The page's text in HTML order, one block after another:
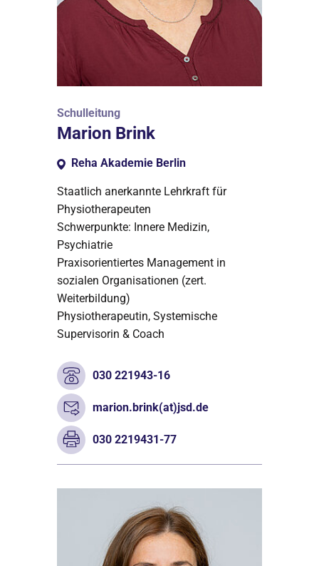
Schulleitung
Marion Brink
Reha Akademie Berlin
Staatlich anerkannte Lehrkraft für
Physiotherapeuten
Schwerpunkte: Innere Medizin,
Psychiatrie
Praxisorientiertes Management in
sozialen Organisationen (zert.
Weiterbildung)
Physiotherapeutin, Systemische
Supervisorin & Coach
030 221943-16
marion.brink(at)jsd.de
030 2219431-77